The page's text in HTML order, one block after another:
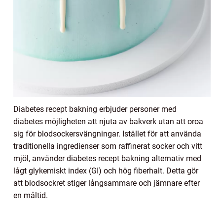
Diabetes recept bakning erbjuder personer med
diabetes möjligheten att njuta av bakverk utan att oroa
sig för blodsockersvängningar. Istället för att använda
traditionella ingredienser som raffinerat socker och vitt
mjöl, använder diabetes recept bakning alternativ med
lågt glykemiskt index (GI) och hög fiberhalt. Detta gör
att blodsockret stiger långsammare och jämnare efter
en måltid.